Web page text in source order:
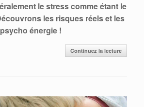
le stress comme étant le
les risques réels et les
énergie !
Continuez la lecture